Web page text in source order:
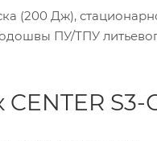
(200 Дж),
ПУ/ТПУ
S3-